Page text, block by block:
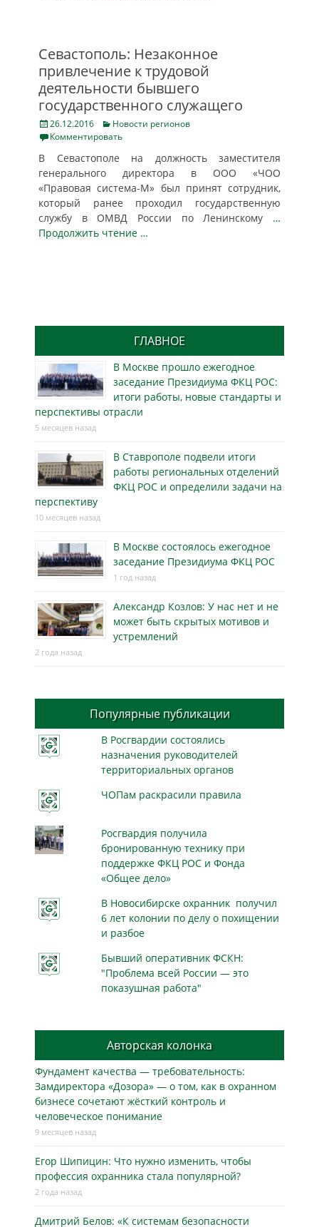
Севастополь: Незаконное
привлечение к трудовой
деятельности бывшего
государственного служащего
Posted
on
26.12.2016 Categories
Новости регионов
Комментировать
В Севастополе на должность заместителя
генерального директора в ООО «ЧОО
«Правовая система-М» был принят сотрудник,
который ранее проходил государственную
службу в ОМВД России по Ленинскому …
Продолжить чтение …
ГЛАВНОЕ
В Москве прошло ежегодное
заседание Президиума ФКЦ РОС:
итоги работы, новые стандарты и
перспективы отрасли
5 месяцев назад
В Ставрополе подвели итоги
работы региональных отделений
ФКЦ РОС и определили задачи на
перспективу
10 месяцев назад
В Москве состоялось ежегодное
заседание Президиума ФКЦ РОС
1 год назад
Александр Козлов: У нас нет и не
может быть скрытых мотивов и
устремлений
2 года назад
Популярные публикации
В Росгвардии состоялись
назначения руководителей
территориальных органов
ЧОПам раскрасили правила
Росгвардия получила
бронированную технику при
поддержке ФКЦ РОС и Фонда
«Общее дело»
В Новосибирске охранник получил
6 лет колонии по делу о похищении
и разбое
Бывший оперативник ФСКН:
"Проблема всей России — это
показушная работа"
Авторская колонка
Фундамент качества — требовательность:
Замдиректора «Дозора» — о том, как в охранном
бизнесe сочетают жёсткий контроль и
человеческое понимание
9 месяцев назад
Егор Шипицин: Что нужно изменить, чтобы
профессия охранника стала популярной?
2 года назад
Дмитрий Белов: «К системам безопасности